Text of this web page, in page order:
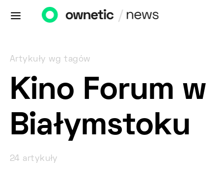
Artykuły wg tagów
Kino Forum w
Białymstoku
24 artykuły